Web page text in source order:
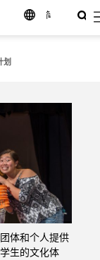
简
划
体和个人提供
生的文化体